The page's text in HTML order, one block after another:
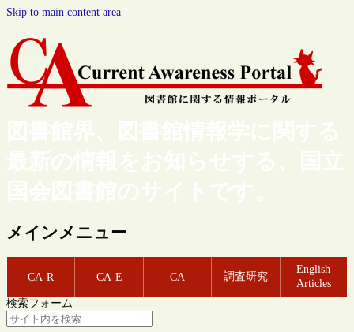
Skip to main content area
図書館界、図書館情報学に関する
最新の情報をお知らせする、国立
国会図書館のサイトです。
メインメニュー
CA-R CA-E CA 調査研究
English
Articles
検索フォーム